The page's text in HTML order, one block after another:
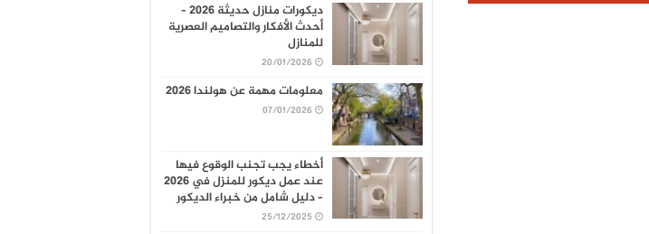
ديكورات منازل حديثة 2026 –
أحدث الأفكار والتصاميم العصرية
للمنازل
20/01/2026
معلومات مهمة عن هولندا 2026
07/01/2026
أخطاء يجب تجنب الوقوع فيها
عند عمل ديكور للمنزل في 2026
– دليل شامل من خبراء الديكور
25/12/2025